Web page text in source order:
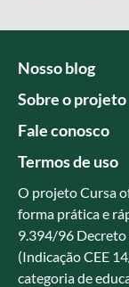
Nosso blog
Sobre o projeto
Fale conosco
Termos de uso
O projeto Cursa
forma prática e
9.394/96 Decreto
(Indicação CEE
categoria de